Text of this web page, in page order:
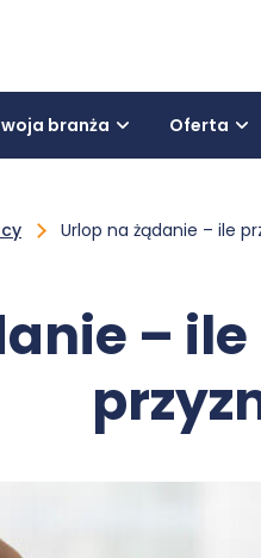
branża Oferta
Urlop na żądanie – ile
–